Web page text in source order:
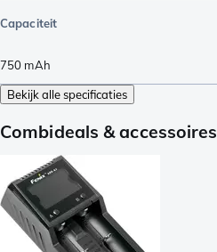
Capaciteit
750 mAh
Bekijk alle specificaties
Combideals & accessoires